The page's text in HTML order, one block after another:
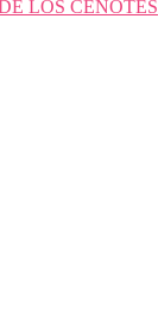
LOS CENOTES